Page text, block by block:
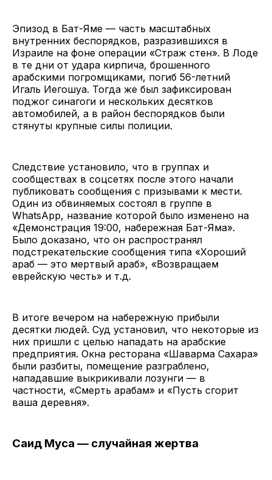
Эпизод в Бат-Яме — часть масштабных
внутренних беспорядков, разразившихся в
Израиле на фоне операции «Страж стен». В Лоде
в те дни от удара кирпича, брошенного
арабскими погромщиками, погиб 56-летний
Игаль Иегошуа. Тогда же был зафиксирован
поджог синагоги и нескольких десятков
автомобилей, а в район беспорядков были
стянуты крупные силы полиции.
Следствие установило, что в группах и
сообществах в соцсетях после этого начали
публиковать сообщения с призывами к мести.
Один из обвиняемых состоял в группе в
WhatsApp, название которой было изменено на
«Демонстрация 19:00, набережная Бат-Яма».
Было доказано, что он распространял
подстрекательские сообщения типа «Хороший
араб — это мертвый араб», «Возвращаем
еврейскую честь» и т.д.
В итоге вечером на набережную прибыли
десятки людей. Суд установил, что некоторые из
них пришли с целью нападать на арабские
предприятия. Окна ресторана «Шаварма Сахара»
были разбиты, помещение разграблено,
нападавшие выкрикивали лозунги — в
частности, «Смерть арабам» и «Пусть сгорит
ваша деревня».
Саид Муса — случайная жертва